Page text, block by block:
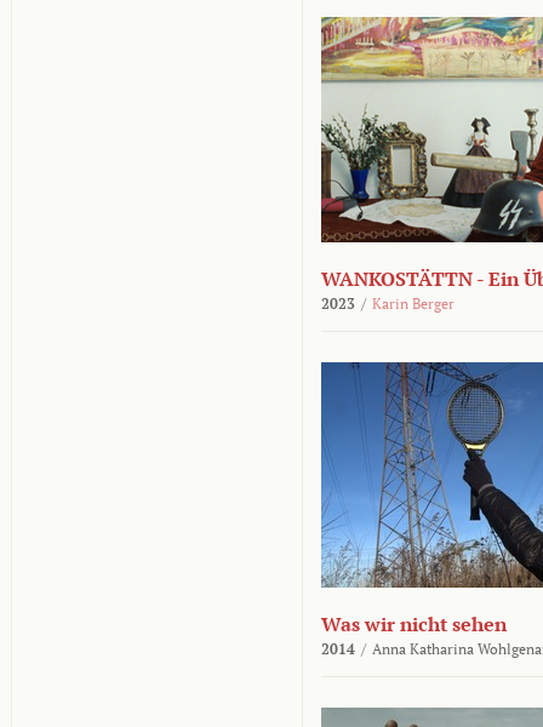
WANKOSTÄTTN - Ein
2023 / Karin Berger
Was wir nicht sehen
2014 / Anna Katharina